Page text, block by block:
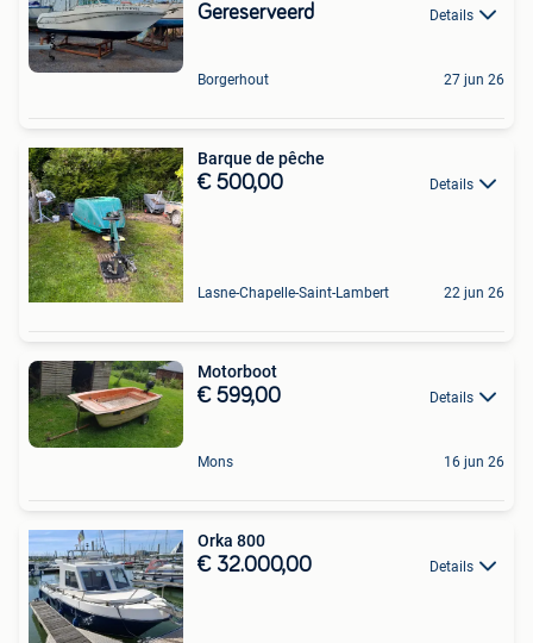
Gereserveerd Details
Borgerhout 27 jun 26
Barque de pêche
€ 500,00 Details
Lasne-Chapelle-Saint-Lambert 22 jun 26
Motorboot
€ 599,00 Details
Mons 16 jun 26
Orka 800
€ 32.000,00 Details